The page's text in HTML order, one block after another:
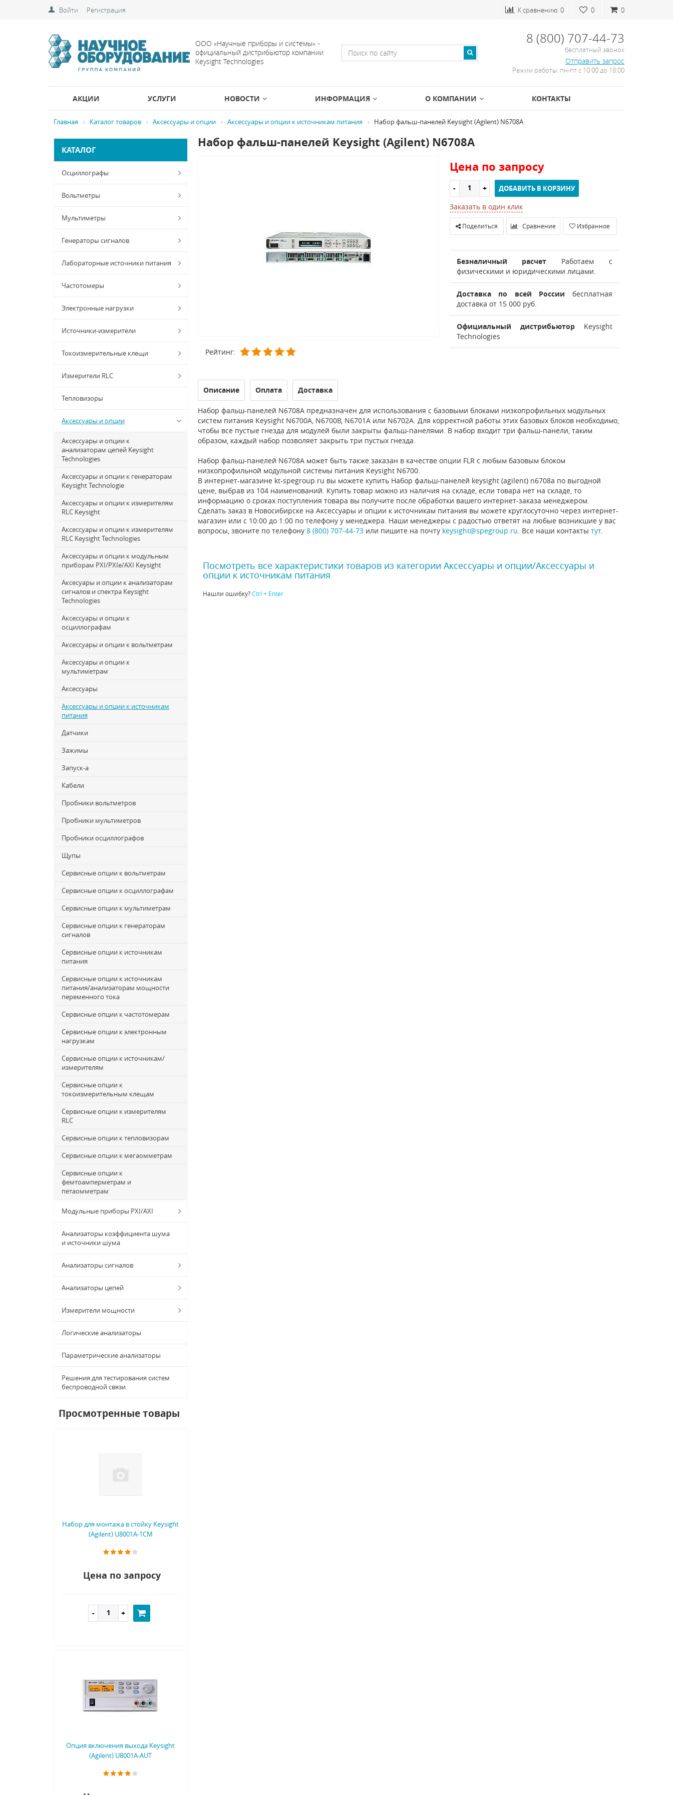
Войти Регистрация 0
0
К сравнению: 0
ООО «Научные приборы и системы» -
официальный дистрибьютор компании
Keysight Technologies
8 (800) 707-44-73
бесплатный звонок
Отправить запрос
Режим работы: пн-пт с 10:00 до 18:00
АКЦИИ УСЛУГИ НОВОСТИ ИНФОРМАЦИЯ О КОМПАНИИ КОНТАКТЫ
Главная Каталог товаров Аксессуары и опции Аксессуары и опции к источникам питания Набор фальш-панелей Keysight (Agilent) N6708A
КАТАЛОГ
Осциллографы
Вольтметры
Мультиметры
Генераторы сигналов
Лабораторные источники питания
Частотомеры
Электронные нагрузки
Источники-измерители
Токоизмерительные клещи
Измерители RLC
Тепловизоры
Аксессуары и опции
Аксессуары и опции к
анализаторам цепей Keysight
Technologies
Аксессуары и опции к генераторам
Keysight Technologie
Аксессуары и опции к измерителям
RLC Keysight
Аксессуары и опции к измерителям
RLC Keysight Technologies
Аксессуары и опции к модульным
приборам PXI/PXIe/AXI Keysight
Аксесуары и опции к анализаторам
сигналов и спектра Keysight
Technologies
Аксессуары и опции к
осциллографам
Аксессуары и опции к вольтметрам
Аксессуары и опции к
мультиметрам
Аксессуары
Аксессуары и опции к источникам
питания
Датчики
Зажимы
Запуск-a
Кабели
Пробники вольтметров
Пробники мультиметров
Пробники осциллографов
Щупы
Сервисные опции к вольтметрам
Сервисные опции к осциллографам
Сервисные опции к мультиметрам
Сервисные опции к генераторам
сигналов
Сервисные опции к источникам
питания
Сервисные опции к источникам
питания/анализаторам мощности
переменного тока
Сервисные опции к частотомерам
Сервисные опции к электронным
нагрузкам
Сервисные опции к источникам/
измерителям
Сервисные опции к
токоизмерительным клещам
Сервисные опции к измерителям
RLC
Сервисные опции к тепловизорам
Сервисные опции к мегаомметрам
Сервисные опции к
фемтоамперметрам и
петаомметрам
Модульные приборы PXI/AXI
Анализаторы коэффициента шума
и источники шума
Анализаторы сигналов
Анализаторы цепей
Измерители мощности
Логические анализаторы
Параметрические анализаторы
Решения для тестирования систем
беспроводной связи
Просмотренные товары
Набор для монтажа в стойку Keysight
(Agilent) U8001A-1CM
Цена по запросу
Опция включения выхода Keysight
(Agilent) U8001A-AUT
Набор фальш-панелей Keysight (Agilent) N6708A
Рейтинг:
Цена по запросу
ДОБАВИТЬ В КОРЗИНУ
Заказать в один клик
Поделиться Сравнение Избранное
Безналичный расчет Работаем с
физическими и юридическими лицами.
Доставка по всей России бесплатная
доставка от 15 000 руб.
Официальный дистрибьюторKeysight
Technologies
Описание Оплата Доставка
Набор фальш-панелей N6708A предназначен для использования с базовыми блоками низкопрофильных модульных
систем питания Keysight N6700A, N6700B, N6701A или N6702A. Для корректной работы этих базовых блоков необходимо,
чтобы все пустые гнезда для модулей были закрыты фальш-панелями. В набор входит три фальш-панели, таким
образом, каждый набор позволяет закрыть три пустых гнезда.
Набор фальш-панелей N6708A может быть также заказан в качестве опции FLR с любым базовым блоком
низкопрофильной модульной системы питания Keysight N6700.
В интернет-магазине kt-spegroup.ru вы можете купить Набор фальш-панелей keysight (agilent) n6708a по выгодной
цене, выбрав из 104 наименований. Купить товар можно из наличия на складе, если товара нет на складе, то
информацию о сроках поступления товара вы получите после обработки вашего интернет-заказа менеджером.
Сделать заказ в Новосибирске на Аксессуары и опции к источникам питания вы можете круглосуточно через интернет-
магазин или с 10:00 до 1:00 по телефону у менеджера. Наши менеджеры с радостью ответят на любые возникшие у вас
вопросы, звоните по телефону 8 (800) 707-44-73или пишите на почту keysight@spegroup.ru . Все наши контакты тут.
Посмотреть все характеристики товаров из категории Аксессуары и опции/Аксессуары и
опции к источникам питания
Нашли ошибку?Ctrl + Enter